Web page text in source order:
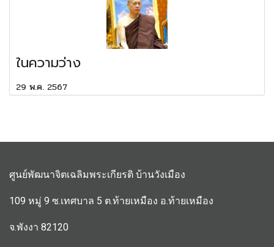
ในความว่าง
29 พ.ค. 2567
ศูนย์พัฒนาจิตเฉลิมพระเกียรติ บ้านวังเมือง
109 หมู่ 9 ซ.เทศบาล 5 ต.ท้ายเหมือง อ.ท้ายเหมือง
จ.พังงา 82120